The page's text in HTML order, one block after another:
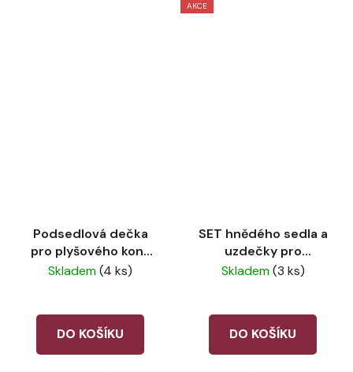
Podsedlová dečka
pro plyšového koně
LeMieux Blossom
Skladem(4 ks)
DO KOŠÍKU
AKCE
SET hnědého sedla a
uzdečky pro
plyšového koně
Skladem(3 ks)
DO KOŠÍKU